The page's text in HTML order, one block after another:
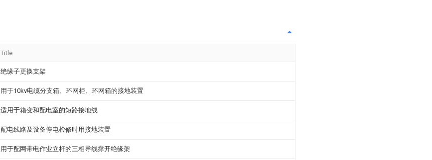
Title
绝缘子更换支架
用于10kv电缆分支箱、环网柜、环网箱的接地装置
适用于箱变和配电室的短路接地线
配电线路及设备停电检修时用接地装置
用于配网带电作业立杆的三相导线撑开绝缘架